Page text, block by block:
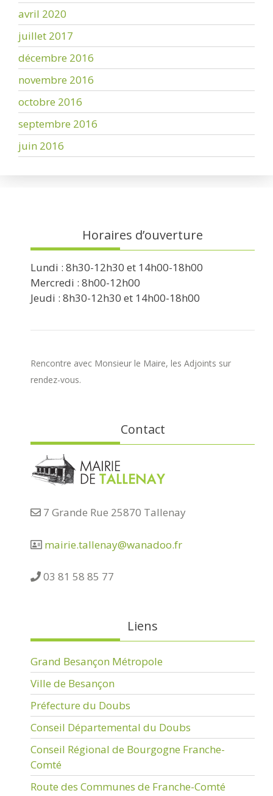
avril 2020
juillet 2017
décembre 2016
novembre 2016
octobre 2016
septembre 2016
juin 2016
Horaires d’ouverture
Lundi : 8h30-12h30 et 14h00-18h00
Mercredi : 8h00-12h00
Jeudi : 8h30-12h30 et 14h00-18h00
Rencontre avec Monsieur le Maire, les Adjoints sur
rendez-vous.
Contact
7 Grande Rue 25870 Tallenay
mairie.tallenay@wanadoo.fr
03 81 58 85 77
Liens
Grand Besançon Métropole
Ville de Besançon
Préfecture du Doubs
Conseil Départemental du Doubs
Conseil Régional de Bourgogne Franche-
Comté
Route des Communes de Franche-Comté